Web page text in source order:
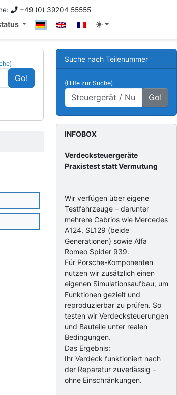
+49 (0) 39204 55555
Go!
Suche nach Teilenummer
(Hilfe zur Suche)
Go!
INFOBOX
Verdecksteuergeräte
Praxistest statt Vermutung
Wir verfügen über eigene
Testfahrzeuge – darunter
mehrere Cabrios wie Mercedes
A124, SL129 (beide
Generationen) sowie Alfa
Romeo Spider 939.
Für Porsche-Komponenten
nutzen wir zusätzlich einen
eigenen Simulationsaufbau, um
Funktionen gezielt und
reproduzierbar zu prüfen. So
testen wir Verdecksteuerungen
und Bauteile unter realen
Bedingungen.
Das Ergebnis:
Ihr Verdeck funktioniert nach
der Reparatur zuverlässig –
ohne Einschränkungen.